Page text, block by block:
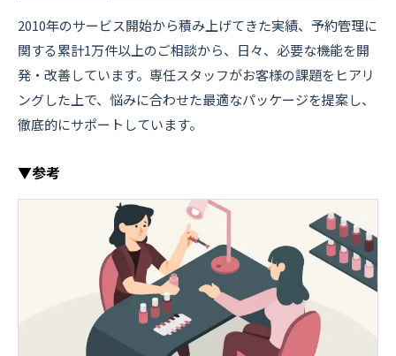
2010年のサービス開始から積み上げてきた実績、予約管理に
関する累計1万件以上のご相談から、日々、必要な機能を開
発・改善しています。専任スタッフがお客様の課題をヒアリ
ングした上で、悩みに合わせた最適なパッケージを提案し、
徹底的にサポートしています。
▼参考